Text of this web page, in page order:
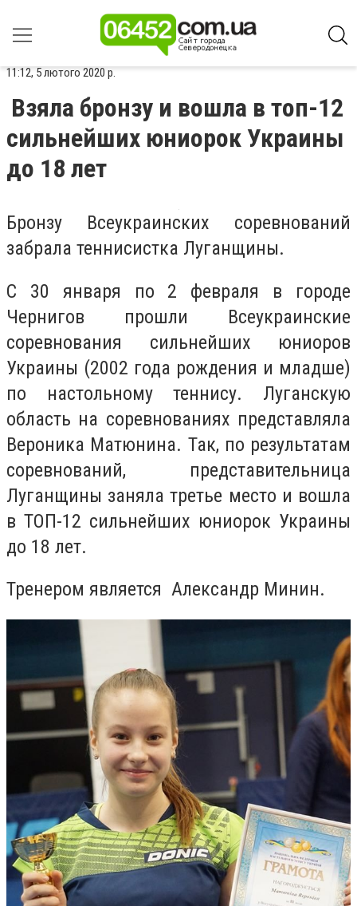
11:12, 5 лютого 2020 р.
Взяла бронзу и вошла в топ-12
сильнейших юниорок Украины
до 18 лет
Бронзу Всеукраинских соревнований
забрала теннисистка Луганщины.
С 30 января по 2 февраля в городе
Чернигов прошли Всеукраинские
соревнования сильнейших юниоров
Украины (2002 года рождения и младше)
по настольному теннису. Луганскую
область на соревнованиях представляла
Вероника Матюнина. Так, по результатам
соревнований, представительница
Луганщины заняла третье место и вошла
в ТОП-12 сильнейших юниорок Украины
до 18 лет.
Тренером является Александр Минин.